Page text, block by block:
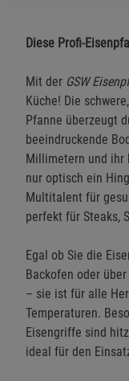
Diese Profi-
Mit der GSW
Küche! Die
Pfanne überzeugt
beeindruckende
Millimetern und ihr
nur optisch ein
Multitalent für
perfekt für Steaks,
Egal ob Sie die
Backofen oder
– sie ist für alle
Temperaturen.
Eisengriffe sind
ideal für den